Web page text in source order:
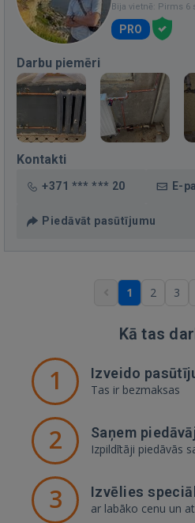
Bija vietnē: Pirms 6
PRO
Darbu piemēri
Kontakti
+371 *** *** 20 E-
Piedāvāt pasūtījumu
1 2 3
Kā tas
1 Izveido
Tas ir bezmaksas
2 Saņem
Izpildītāji piedāvās
3 Izvēlies
ar labāko cenu un